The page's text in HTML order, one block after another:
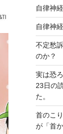
自律神
自律神
不定愁
のか？
実は恐
23日の
た。
首のこ
が「首